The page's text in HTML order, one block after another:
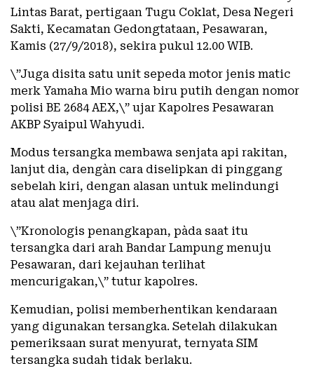
Lintas Barat, pertigaan Tugu Coklat, Desa Negeri
Sakti, Kecamatan Gedongtataan, Pesawaran,
Kamis (27/9/2018), sekira pukul 12.00 WIB.
\”Juga disita satu unit sepeda motor jenis matic
merk Yamaha Mio warna biru putih dengan nomor
polisi BE 2684 AEX,\” ujar Kapolres Pesawaran
AKBP Syaipul Wahyudi.
Modus tersangka membawa senjata api rakitan,
lanjut dia, dengàn cara diselipkan di pinggang
sebelah kiri, dengan alasan untuk melindungi
atau alat menjaga diri.
\”Kronologis penangkapan, pàda saat itu
tersangka dari arah Bandar Lampung menuju
Pesawaran, dari kejauhan terlihat
mencurigakan,\” tutur kapolres.
Kemudian, polisi memberhentikan kendaraan
yang digunakan tersangka. Setelah dilakukan
pemeriksaan surat menyurat, ternyata SIM
tersangka sudah tidak berlaku.